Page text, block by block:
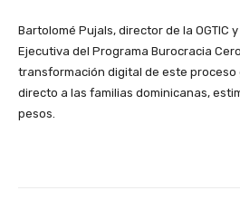
Bartolomé Pujals, director de la OGTIC
Ejecutiva del Programa Burocracia
transformación digital de este proceso
directo a las familias dominicanas,
pesos.